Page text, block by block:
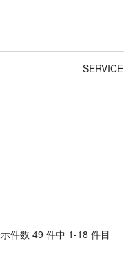
SERVICE
件数 49 件中 1-18 件目